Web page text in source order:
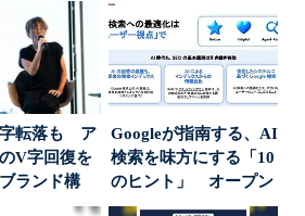
転落も ア
V字回復を
ランド構
方
Googleが指南する、AI
検索を味方にする「10
のヒント」 オープン
ハウスでは...